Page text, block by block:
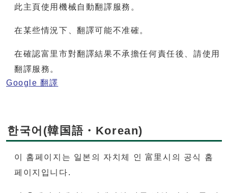
此主頁使用機械自動翻譯服務。
在某些情況下、翻譯可能不准確。
在確認富里市對翻譯結果不承擔任何責任後、請使用
翻譯服務。
Google 翻譯
한국어(韓国語・Korean)
이 홈페이지는 일본의 자치체 인 富里시의 공식 홈
페이지입니다.